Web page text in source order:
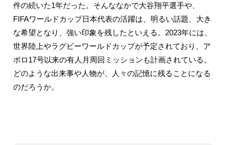
件の続いた1年だった。そんななかで大谷翔平選手や、
FIFAワールドカップ日本代表の活躍は、明るい話題、大き
な希望となり、強い印象を残したといえる。2023年には、
世界陸上やラグビーワールドカップが予定されており、ア
ポロ17号以来の有人月周回ミッションも計画されている。
どのような出来事や人物が、人々の記憶に残ることになる
のだろうか。